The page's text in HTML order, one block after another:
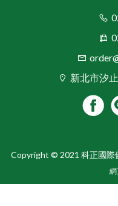
新北市汐
Copyright © 2021 科正國際